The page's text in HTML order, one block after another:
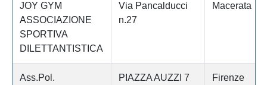
JOY GYM
ASSOCIAZIONE
SPORTIVA
DILETTANTISTICA
Via Pancalducci
n.27
Macerata
Ass.Pol.
PIAZZA AUZZI 7 Firenze